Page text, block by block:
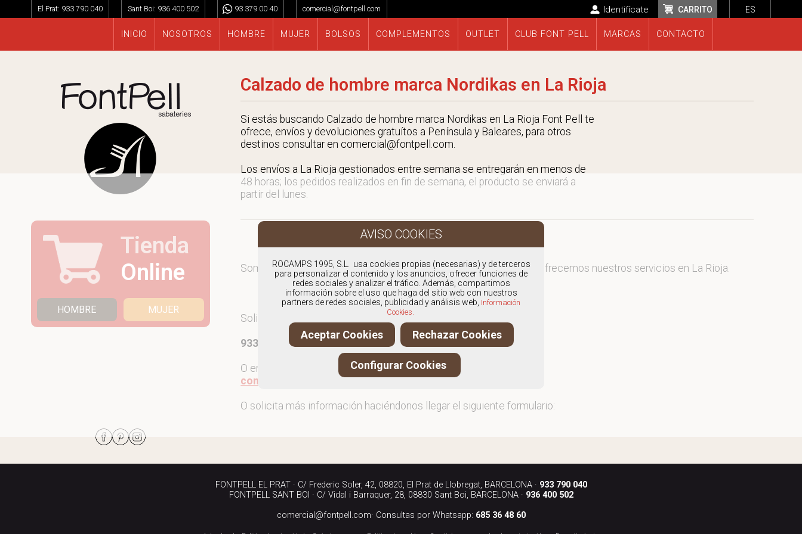
ES
El Prat: 933 790 040 Sant Boi: 936 400 502 93 379 00 40 comercial@fontpell.com CARRITO
Identifícate
INICIO NOSOTROS HOMBRE MUJER BOLSOS COMPLEMENTOS OUTLET CLUB FONT PELL MARCAS CONTACTO
Tienda
Online
HOMBRE MUJER
Calzado de hombre marca Nordikas en La Rioja
Si estás buscando Calzado de hombre marca Nordikas en La Rioja Font Pell te
ofrece, envíos y devoluciones gratuítos a Península y Baleares, para otros
destinos consultar en comercial@fontpell.com.
Los envíos a La Rioja gestionados entre semana se entregarán en menos de
48 horas; los pedidos realizados en fin de semana, el producto se enviará a
partir del lunes.
Somosespecialistas en Calzado de hombre marca Nordikas, y ofrecemos nuestros servicios en La Rioja.
Solicita más información llamándonos a los teléfonos:
933 790 040
O enviándonos un correo electrónico a:
comercial@fontpell.com
O solicita más información haciéndonos llegar el siguiente formulario:
FONTPELL EL PRAT · C/ Frederic Soler, 42, 08820, El Prat de Llobregat, BARCELONA · 933 790 040
FONTPELL SANT BOI · C/ Vidal i Barraquer, 28, 08830 Sant Boi, BARCELONA · 936 400 502
comercial@fontpell.com· Consultas por Whatsapp: 685 36 48 60
ROCAMPS 1995, S.L. usa cookies propias (necesarias) y de terceros
para personalizar el contenido y los anuncios, ofrecer funciones de
redes sociales y analizar el tráfico. Además, compartimos
información sobre el uso que haga del sitio web con nuestros
partners de redes sociales, publicidad y análisis web, Información
Cookies.
Aceptar Cookies Rechazar Cookies
Configurar Cookies